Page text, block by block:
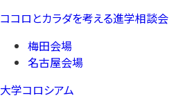
ココロとカラダを考える進学相談会
梅田会場
名古屋会場
大学コロシアム